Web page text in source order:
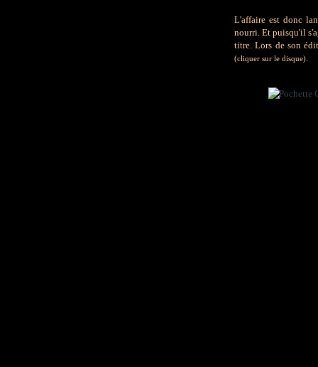
L'affaire est donc
nourri. Et puisqu'il
titre. Lors de son
(cliquer sur le disque).